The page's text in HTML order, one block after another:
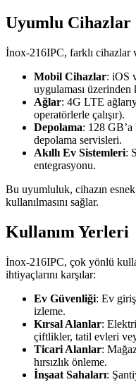
Uyumlu Cihazlar
İnox-216IPC, farklı cihazlar
Mobil Cihazlar: iOS
uygulaması üzerinden
Ağlar: 4G LTE
operatörlerle çalışır).
Depolama: 128
depolama servisleri.
Akıllı Ev Sistemleri:
entegrasyonu.
Bu uyumluluk, cihazın
kullanılmasını sağlar.
Kullanım Yerleri
İnox-216IPC, çok yönlü
ihtiyaçlarını karşılar:
Ev Güvenliği: Ev
izleme.
Kırsal Alanlar:
çiftlikler, tatil evleri
Ticari Alanlar:
hırsızlık önleme.
İnşaat Sahaları: